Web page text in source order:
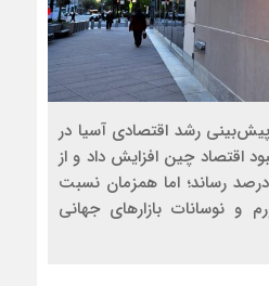
رشد اقتصادی آسیا در
بهبود اقتصاد چین افزایش داد و از
4.3 درصد اکتبر به 4.6 درصد رساند؛ اما همزمان نسبت
و نوسانات بازارهای جهانی